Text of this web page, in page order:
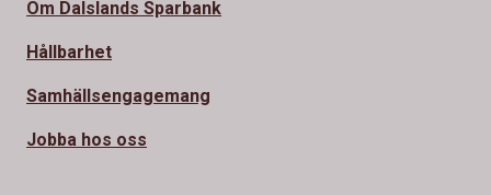
Om Dalslands Sparbank
Hållbarhet
Samhällsengagemang
Jobba hos oss